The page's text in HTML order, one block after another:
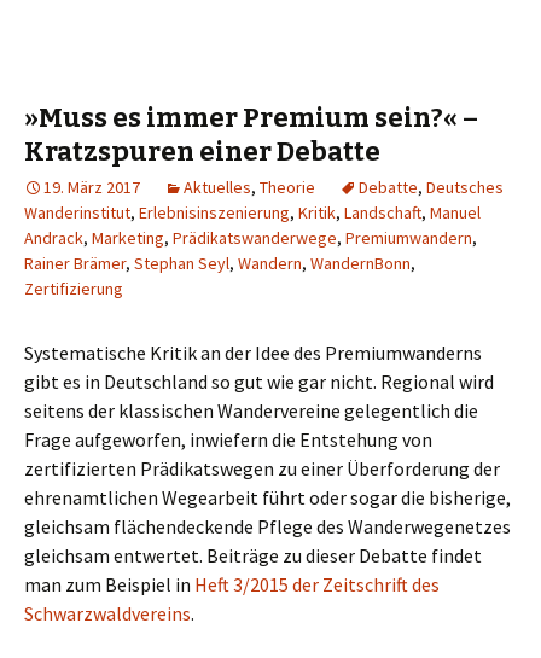
»Muss es immer Premium sein?« –
Kratzspuren einer Debatte
19. März 2017 Aktuelles, Theorie Debatte, Deutsches
Wanderinstitut, Erlebnisinszenierung, Kritik, Landschaft, Manuel
Andrack, Marketing, Prädikatswanderwege, Premiumwandern,
Rainer Brämer, Stephan Seyl, Wandern, WandernBonn,
Zertifizierung
Systematische Kritik an der Idee des Premiumwanderns
gibt es in Deutschland so gut wie gar nicht. Regional wird
seitens der klassischen Wandervereine gelegentlich die
Frage aufgeworfen, inwiefern die Entstehung von
zertifizierten Prädikatswegen zu einer Überforderung der
ehrenamtlichen Wegearbeit führt oder sogar die bisherige,
gleichsam flächendeckende Pflege des Wanderwegenetzes
gleichsam entwertet. Beiträge zu dieser Debatte findet
man zum Beispiel in Heft 3/2015 der Zeitschrift des
Schwarzwaldvereins.